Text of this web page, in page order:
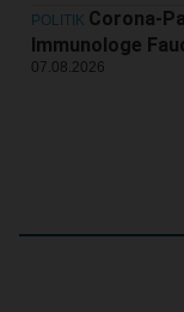
POLITIK Corona-
Immunologe
07.08.2026